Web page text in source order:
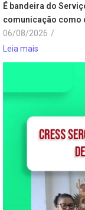
É bandeira do
comunicação como
06/08/2026 /
Leia mais